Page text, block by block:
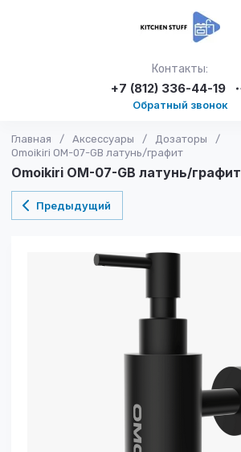
Контакты:
+7 (812) 336-44-19
Обратный звонок
Главная / Аксессуары / Дозаторы
/
Omoikiri OM-07-GB латунь/графит
Omoikiri OM-07-GB латунь/графит
Предыдущий